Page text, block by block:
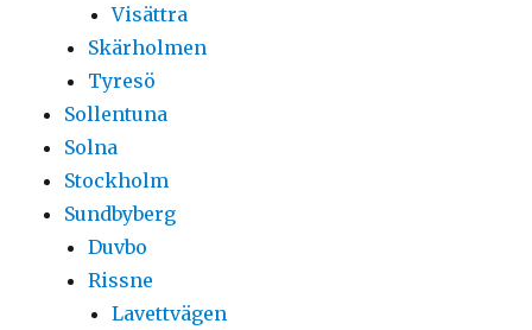
Visättra
Skärholmen
Tyresö
Sollentuna
Solna
Stockholm
Sundbyberg
Duvbo
Rissne
Lavettvägen